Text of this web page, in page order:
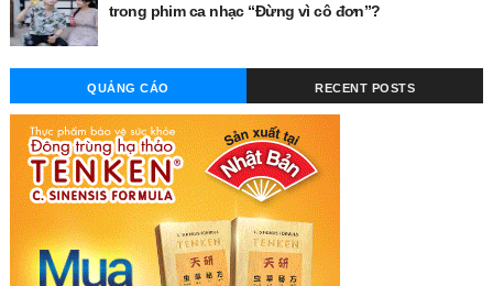
trong phim ca nhạc “Đừng vì cô đơn”?
QUẢNG CÁO RECENT POSTS